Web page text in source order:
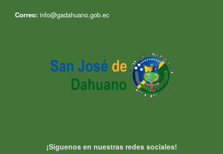
Correo: info@gadahuano.gob.ec
¡Síguenos en nuestras redes sociales!